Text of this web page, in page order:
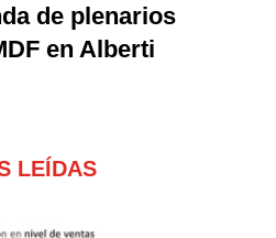
de plenarios
en Alberti
LEÍDAS